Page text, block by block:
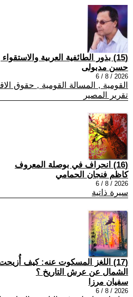
(15) بذور الطائفية العربية والاستقواء بالأجنبي !!
حسن مدبولى
2026 / 8 / 6
القومية , المسالة القومية , حقوق
تقرير المصير
(16) انحراف في بوصلة المعروف
كاظم فنجان الحمامي
2026 / 8 / 6
سيرة ذاتية
(17) اللغز المسكوت عنه: كيف
الشمال عن عرش التاريخ ؟
سفيان مرزا
2026 / 8 / 6